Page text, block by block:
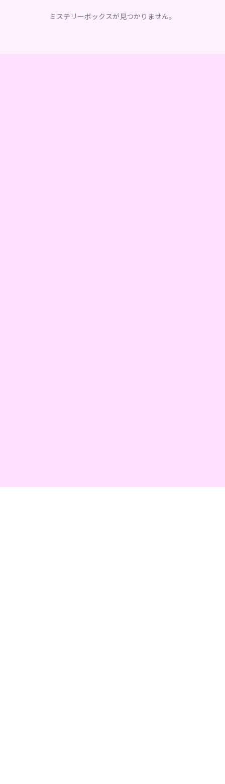
ミステリーボックスが見つかりません。